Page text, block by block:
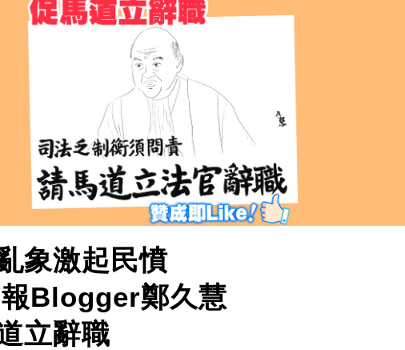
象激起民憤
Blogger鄭久慧
立辭職